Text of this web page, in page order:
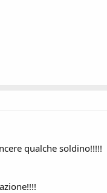
qualche soldino!!!!!